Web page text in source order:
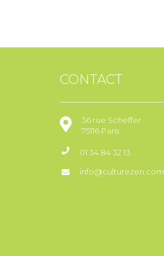
CONTACT
36 rue Scheffer
75116 Paris
01 34 84 32 13
info@culturezen.com